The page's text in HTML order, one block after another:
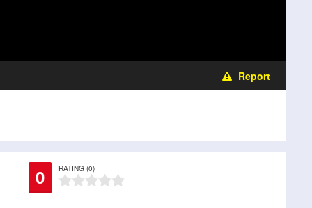
Report
0 RATING (0)